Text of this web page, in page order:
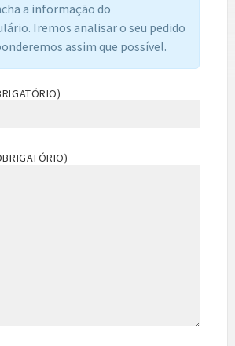
a informação do
Iremos analisar o seu pedido
assim que possível.